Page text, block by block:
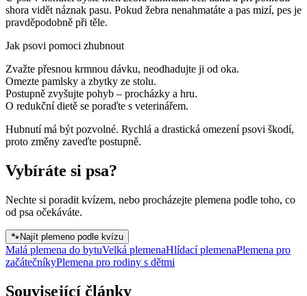
shora vidět náznak pasu. Pokud žebra nenahmatáte a pas mizí, pes je
pravděpodobně při těle.
Jak psovi pomoci zhubnout
Zvažte přesnou krmnou dávku, neodhadujte ji od oka.
Omezte pamlsky a zbytky ze stolu.
Postupně zvyšujte pohyb – procházky a hru.
O redukční dietě se poraďte s veterinářem.
Hubnutí má být pozvolné. Rychlá a drastická omezení psovi škodí,
proto změny zaveďte postupně.
Vybíráte si psa?
Nechte si poradit kvízem, nebo procházejte plemena podle toho, co
od psa očekáváte.
🐾Najít plemeno podle kvízu
Malá plemena do bytuVelká plemenaHlídací plemenaPlemena pro
začátečníkyPlemena pro rodiny s dětmi
Související články